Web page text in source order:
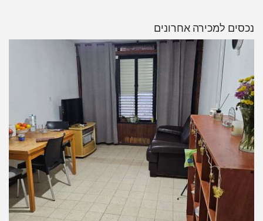
נכסים למכירה אחרונים